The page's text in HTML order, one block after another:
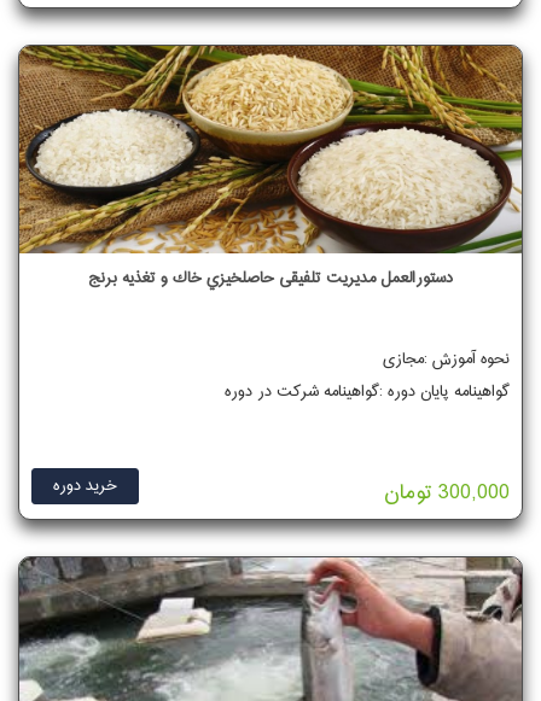
دستورالعمل مدیریت تلفیقی حاصلخیزي خاك و تغذیه برنج
نحوه آموزش :مجازی
گواهینامه پایان دوره :گواهینامه شرکت در دوره
خرید دوره 300,000 تومان